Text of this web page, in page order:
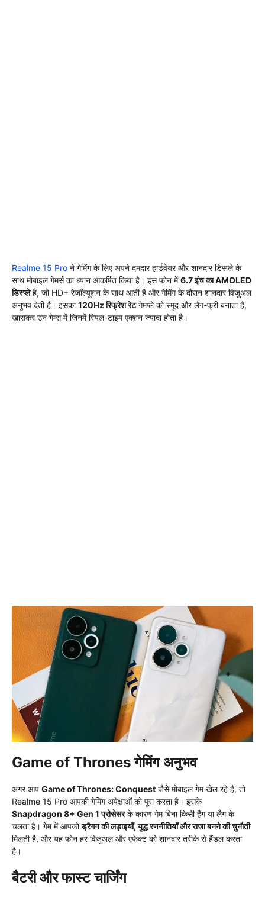
Realme 15 Pro ने गेमिंग के लिए अपने दमदार हार्डवेयर और शानदार डिस्प्ले के
साथ मोबाइल गेमर्स का ध्यान आकर्षित किया है। इस फोन में6.7 इंच का AMOLED
डिस्प्लेहै, जो HD+ रेज़ॉल्यूशन के साथ आती है और गेमिंग के दौरान शानदार विज़ुअल
अनुभव देती है। इसका120Hz रिफ्रेश रेटगेमप्ले को स्मूद और लैग-फ्री बनाता है,
खासकर उन गेम्स में जिनमें रियल-टाइम एक्शन ज्यादा होता है।
Game of Thrones गेमिंग अनुभव
अगर आप Game of Thrones: Conquest जैसे मोबाइल गेम खेल रहे हैं, तो
Realme 15 Pro आपकी गेमिंग अपेक्षाओं को पूरा करता है। इसके
Snapdragon 8+ Gen 1 प्रोसेसरके कारण गेम बिना किसी हैंग या लैग के
चलता है। गेम में आपकोड्रैगन की लड़ाइयाँ, युद्ध रणनीतियाँ और राजा बनने की चुनौती
मिलती है, और यह फोन हर विजुअल और एफेक्ट को शानदार तरीके से हैंडल करता
है।
बैटरी और फास्ट चार्जिंग